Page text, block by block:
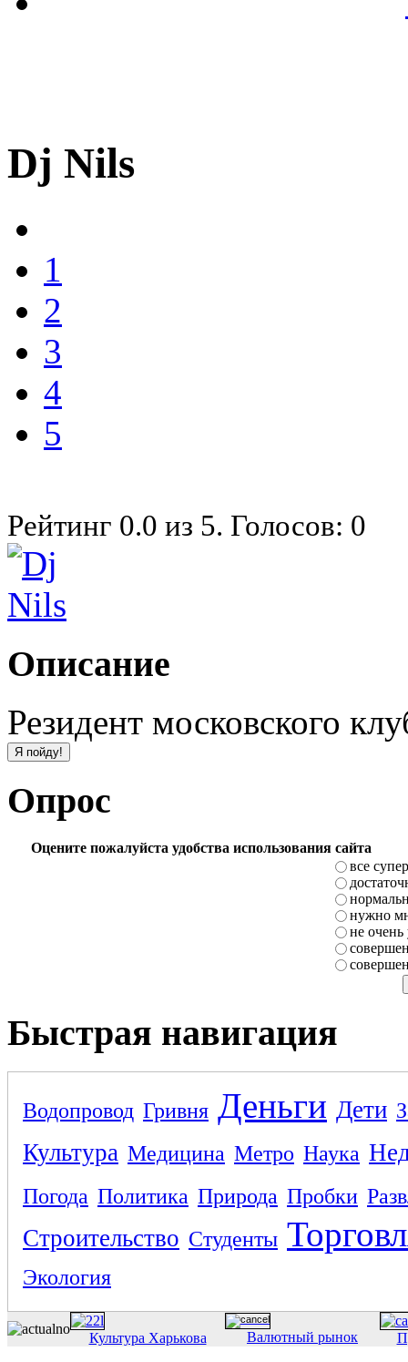
Dj Nils
1
2
3
4
5
Рейтинг 0.0 из 5. Голосов: 0
Описание
Резидент московского
Опрос
Оцените пожалуйста удобства использования сайта
все супер
нужно
не очень
Быстрая навигация
Водопровод Гривня Деньги Дети
Культура Медицина Метро Наука
Погода Политика Природа Пробки
Строительство Студенты
Экология
Культура Харькова Валютный рынок